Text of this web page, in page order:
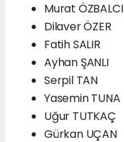
Murat ÖZBALCI
Dilaver ÖZER
Fatih SALIR
Ayhan ŞANLI
Serpil TAN
Yasemin TUNA
Uğur TUTKAÇ
Gürkan UÇAN